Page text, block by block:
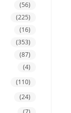
(56)
(225)
(16)
(353)
(87)
(4)
(110)
(24)